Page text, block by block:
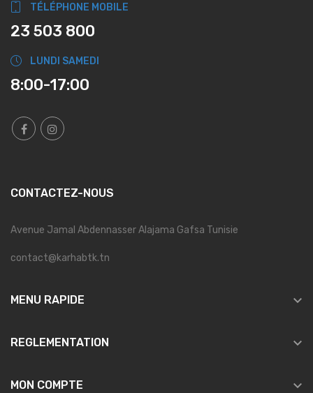
TÉLÉPHONE MOBILE
23 503 800
LUNDI SAMEDI
8:00-17:00
CONTACTEZ-NOUS
Avenue Jamal Abdennasser Alajama Gafsa Tunisie
contact@karhabtk.tn
MENU RAPIDE 
REGLEMENTATION 
MON COMPTE 